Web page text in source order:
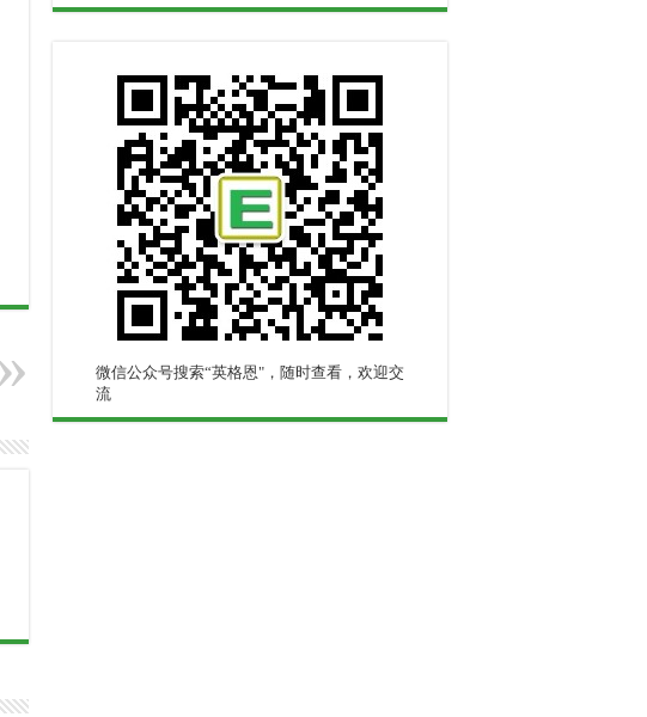
微信公众号搜索“英格恩"，随时查看，欢迎交
流